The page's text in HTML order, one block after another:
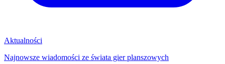
Aktualności
Najnowsze wiadomości ze świata gier planszowych